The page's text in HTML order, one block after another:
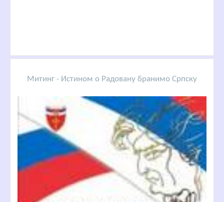
Митинг - Истином о Радовану бранимо Српску